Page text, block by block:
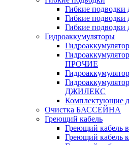
Гибкие подводки
Гибкие подводки
Гибкие подводки
Гидроаккумуляторы
ПРОЧИЕ
ДЖИЛЕКС
Комплектующие
Очистка БАССЕЙНА
Греющий кабель
Греющий кабель
Греющий кабель